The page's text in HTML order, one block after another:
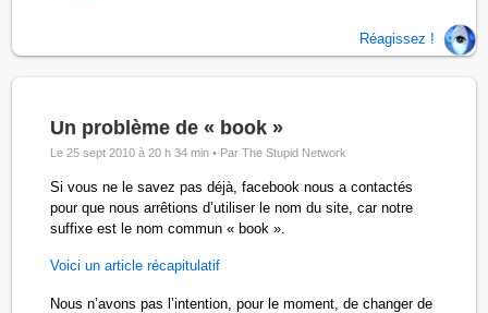
Réagissez !
Un problème de « book »
Le 25 sept 2010 à 20 h 34 min • Par The Stupid Network
Si vous ne le savez pas déjà, facebook nous a contactés
pour que nous arrêtions d’utiliser le nom du site, car notre
suffixe est le nom commun « book ».
Voici un article récapitulatif
Nous n’avons pas l’intention, pour le moment, de changer de